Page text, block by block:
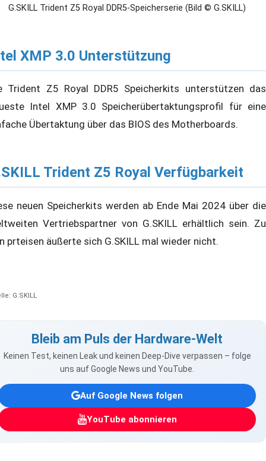
G.SKILL Trident Z5 Royal DDR5-Speicherserie (Bild © G.SKILL)
XMP 3.0 Unterstützung
Trident Z5 Royal DDR5 Speicherkits unterstützen das
Intel XMP 3.0 Speicherübertaktungsprofil für eine
Übertaktung über das BIOS des Motherboards.
Trident Z5 Royal Verfügbarkeit
neuen Speicherkits werden ab Ende Mai 2024 über die
Vertriebspartner von G.SKILL erhältlich sein. Zu
prteisen äußerte sich G.SKILL mal wieder nicht.
G.SKILL
Bleib am Puls der Hardware-Welt
Keinen Test, keinen Leak und keinen Deep-Dive verpassen – folge
uns auf Google News und YouTube.
Auf Google News folgen
YouTube abonnieren